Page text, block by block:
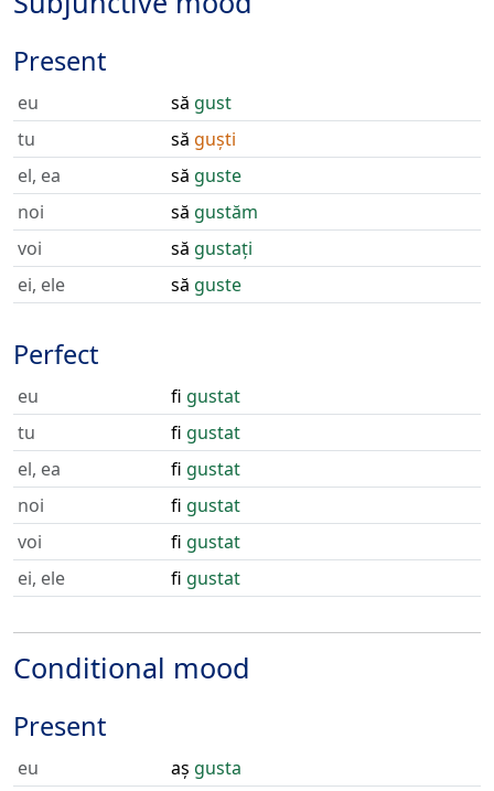
Present
eu să gust
tu
să guști
el, ea
să guste
noi
să gustăm
voi
să gustați
ei, ele
să guste
Perfect
eu fi gustat
tu
fi gustat
el, ea
fi gustat
noi
fi gustat
voi
fi gustat
ei, ele
fi gustat
Conditional mood
Present
eu aș gusta